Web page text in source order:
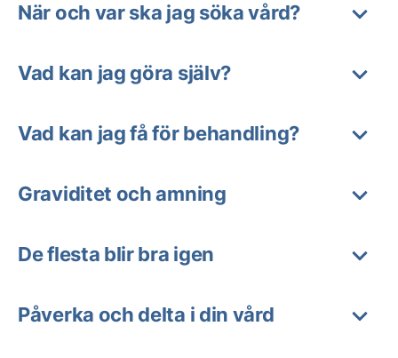
När och var ska jag söka vård?
Vad kan jag göra själv?
Vad kan jag få för behandling?
Graviditet och amning
De flesta blir bra igen
Påverka och delta i din vård